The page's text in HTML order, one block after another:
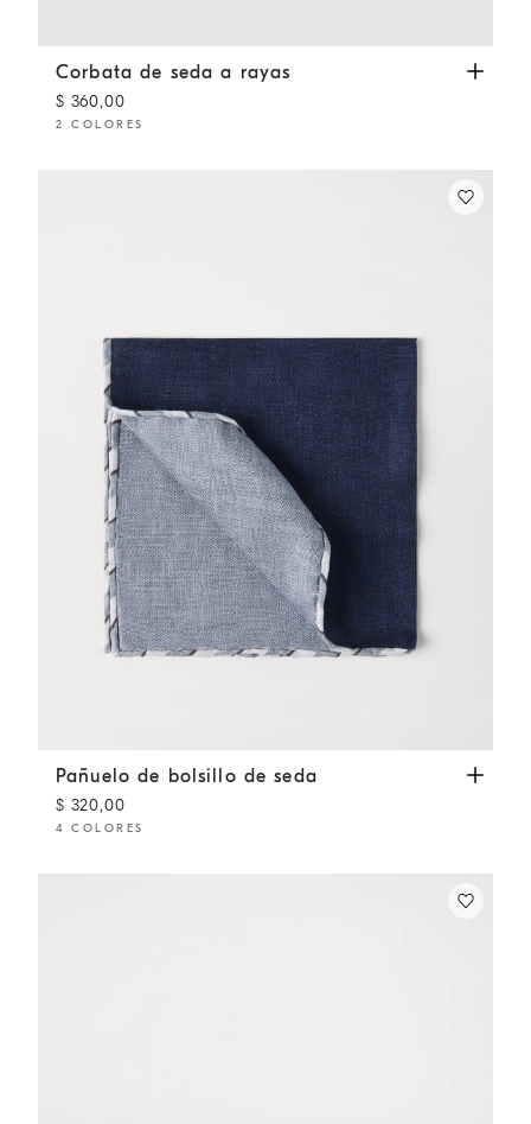
Corbata de seda a rayas Azul Aviación
Corbata de seda a rayas
$ 360,00
2 COLORES
Pañuelo de bolsillo de seda Azul Aviación
Pañuelo de bolsillo de seda
$ 320,00
4 COLORES